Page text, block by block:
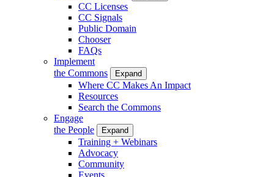
CC Licenses
CC Signals
Public Domain
Chooser
FAQs
Implement
the Commons
Expand
Where CC Makes An Impact
Resources
Search the Commons
Engage
the People
Expand
Training + Webinars
Advocacy
Community
Events